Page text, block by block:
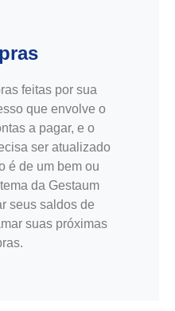
feitas por sua
que envolve o
a pagar, e o
ser atualizado
é de um bem ou
da Gestaum
seus saldos de
suas próximas